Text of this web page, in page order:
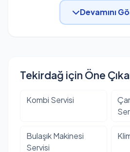
Devamını
Tekirdağ için Öne
Kombi Servisi
Bulaşık Makinesi
Servisi